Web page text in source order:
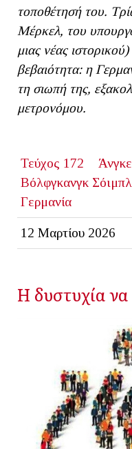
τοποθέτησή του.
Μέρκελ, του
μιας νέας
βεβαιότητα: η
τη σιωπή της,
μετρονόμου.
Τεύχος 172
Βόλφγκανγκ
Γερμανία
12 Μαρτίου 2026
Η δυστυχία